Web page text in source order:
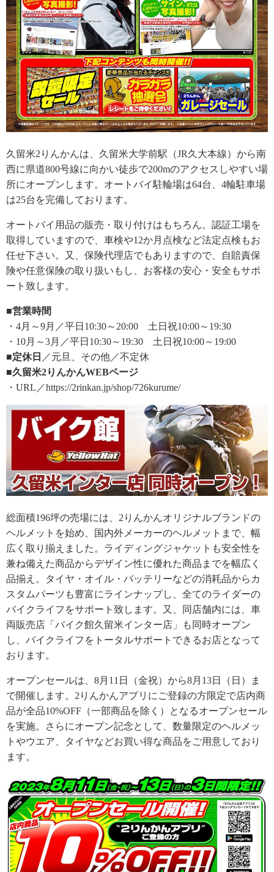
久留米2りんかんは、久留米大学前駅（JR久大本線）から南
西に県道800号線に向かい徒歩で200mのアクセスしやすい場
所にオープンします。オートバイ駐輪場は64台、4輪駐車場
は25台を完備しております。
オートバイ用品の販売・取り付けはもちろん。認証工場を
取得していますので、車検や12か月点検など法定点検もお
任せ下さい。又、保険代理店でもありますので、自賠責保
険や任意保険の取り扱いもし、お客様の安心・安全もサポ
ート致します。
■営業時間
・4月～9月／平日10:30～20:00 土日祝10:00～19:30
・10月～3月／平日10:30～19:30 土日祝10:00～19:00
■定休日 ／元旦、その他／不定休
■久留米2りんかんWEBページ
・URL／https://2rinkan.jp/shop/726kurume/
総面積196坪の売場には、2りんかんオリジナルブランドの
ヘルメットを始め、国内外メーカーのヘルメットまで、幅
広く取り揃えました。ライディングジャケットも安全性を
兼ね備えた商品からデザイン性に優れた商品までを幅広く
品揃え。タイヤ・オイル・バッテリーなどの消耗品からカ
スタムパーツも豊富にラインナップし、全てのライダーの
バイクライフをサポート致します。又、同店舗内には、車
両販売店「バイク館久留米インター店」も同時オープン
し、バイクライフをトータルサポートできるお店となって
おります。
オープンセールは、8月11日（金祝）から8月13日（日）ま
で開催します。2りんかんアプリにご登録の方限定で店内商
品が全品10%OFF（一部商品を除く）となるオープンセール
を実施。さらにオープン記念として、数量限定のヘルメッ
トやウエア、タイヤなどお買い得な商品をご用意しており
ます。